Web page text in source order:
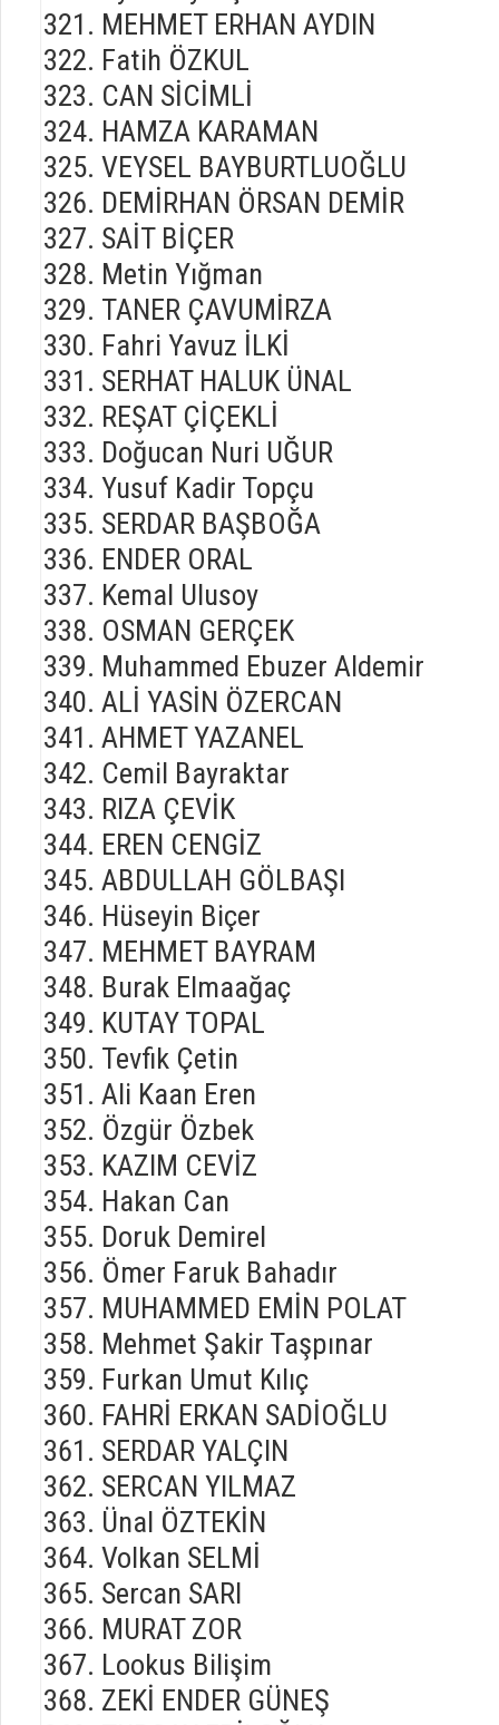
MEHMET ERHAN AYDIN
Fatih ÖZKUL
CAN SİCİMLİ
HAMZA KARAMAN
VEYSEL BAYBURTLUOĞLU
DEMİRHAN ÖRSAN DEMİR
SAİT BİÇER
Metin Yığman
TANER ÇAVUMİRZA
Fahri Yavuz İLKİ
SERHAT HALUK ÜNAL
REŞAT ÇİÇEKLİ
Doğucan Nuri UĞUR
Yusuf Kadir Topçu
SERDAR BAŞBOĞA
ENDER ORAL
Kemal Ulusoy
OSMAN GERÇEK
Muhammed Ebuzer Aldemir
ALİ YASİN ÖZERCAN
AHMET YAZANEL
Cemil Bayraktar
RIZA ÇEVİK
EREN CENGİZ
ABDULLAH GÖLBAŞI
Hüseyin Biçer
MEHMET BAYRAM
Burak Elmaağaç
KUTAY TOPAL
Tevfik Çetin
Ali Kaan Eren
Özgür Özbek
KAZIM CEVİZ
Hakan Can
Doruk Demirel
Ömer Faruk Bahadır
MUHAMMED EMİN POLAT
Mehmet Şakir Taşpınar
Furkan Umut Kılıç
FAHRİ ERKAN SADİOĞLU
SERDAR YALÇIN
SERCAN YILMAZ
Ünal ÖZTEKİN
Volkan SELMİ
Sercan SARI
MURAT ZOR
Lookus Bilişim
ZEKİ ENDER GÜNEŞ